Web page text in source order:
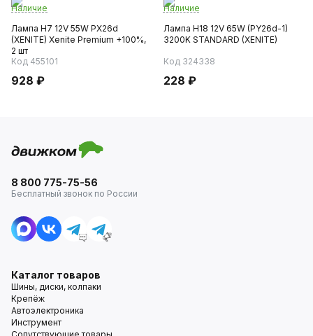
Наличие
Лампа H7 12V 55W PX26d
(XENITE) Xenite Premium +100%,
2 шт
Код 455101
928 ₽
Наличие
Лампа H18 12V 65W (PY26d-1)
3200K STANDARD (XENITE)
Код 324338
228 ₽
8 800 775-75-56
Бесплатный звонок по России
Каталог товаров
Шины, диски, колпаки
Крепёж
Автоэлектроника
Инструмент